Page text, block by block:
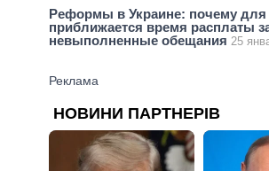
Реформы в Украине: почему для
приближается время расплаты
невыполненные обещания 25